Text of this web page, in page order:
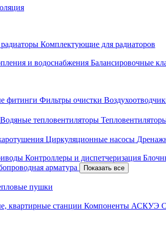
Комплектующие для радиаторов
и водоснабжения Балансировочные
фитинги Фильтры очистки
Водяные тепловентиляторы
Циркуляционные насосы
Контроллеры и диспетчеризация
арматура Показать все
пушки
квартирные станции Компоненты АСКУЭ